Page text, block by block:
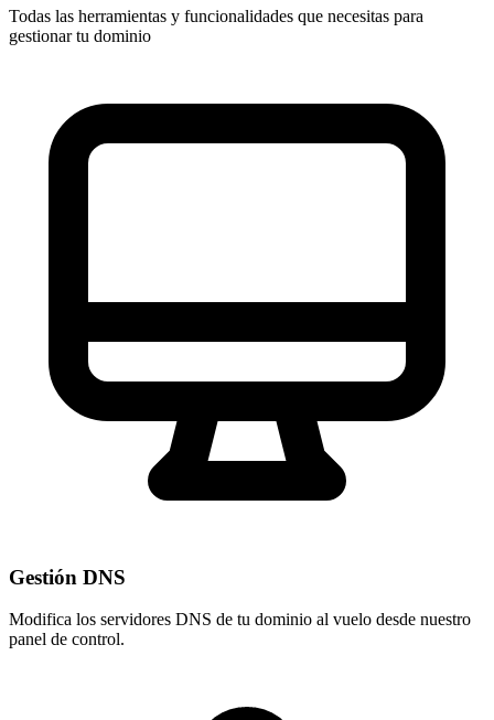
Todas las herramientas y funcionalidades que necesitas para
gestionar tu dominio
Gestión DNS
Modifica los servidores DNS de tu dominio al vuelo desde nuestro
panel de control.